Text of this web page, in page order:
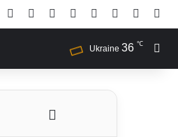
Facebook YouTubeInstagram
RSS Log In
Ukraine 36 ℃